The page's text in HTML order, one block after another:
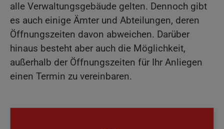
alle Verwaltungsgebäude gelten. Dennoch gibt
es auch einige Ämter und Abteilungen, deren
Öffnungszeiten davon abweichen. Darüber
hinaus besteht aber auch die Möglichkeit,
außerhalb der Öffnungszeiten für Ihr Anliegen
einen Termin zu vereinbaren.